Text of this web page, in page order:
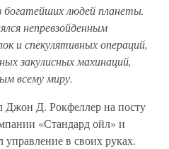
людей планеты.
непревзойденным
и спекулятивных операций,
закулисных махинаций,
всему миру.
Джон Д. Рокфеллер на посту
«Стандард ойл» и
управление в своих руках.